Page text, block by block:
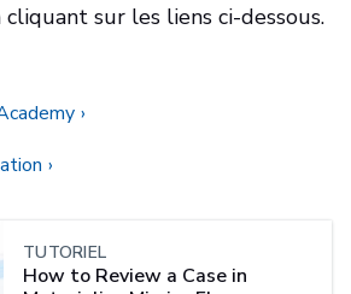
sur les liens ci-dessous.
TUTORIEL
How to Review a Case in